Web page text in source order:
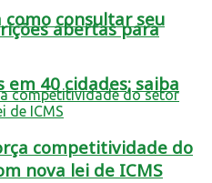
abertas para
em 40 cidades; saiba
como consultar seu
competitividade do
nova lei de ICMS